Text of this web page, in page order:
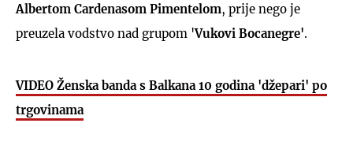
Albertom Cardenasom Pimentelom, prije nego je
preuzela vodstvo nad grupom 'Vukovi Bocanegre'.
VIDEO Ženska banda s Balkana 10 godina 'džepari' po
trgovinama